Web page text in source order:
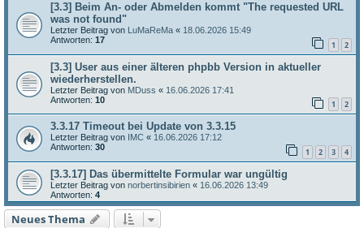
[3.3] Beim An- oder Abmelden kommt "The requested URL
was not found"
Letzter Beitrag von LuMaReMa « 18.06.2026 15:49
Antworten: 17 1 2
[3.3] User aus einer älteren phpbb Version in aktueller
wiederherstellen.
Letzter Beitrag von MDuss « 16.06.2026 17:41
Antworten: 10 1 2
3.3.17 Timeout bei Update von 3.3.15
Letzter Beitrag von IMC « 16.06.2026 17:12
Antworten: 30 1 2 3 4
[3.3.17] Das übermittelte Formular war ungültig
Letzter Beitrag von norbertinsibirien « 16.06.2026 13:49
Antworten: 4
Neues Thema